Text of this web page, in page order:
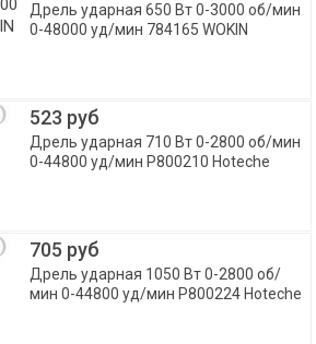
Дрель ударная 650 Вт 0-3000 об/мин
0-48000 уд/мин 784165 WOKIN
523 руб
Дрель ударная 710 Вт 0-2800 об/мин
0-44800 уд/мин P800210 Hoteche
705 руб
Дрель ударная 1050 Вт 0-2800 об/
мин 0-44800 уд/мин P800224 Hoteche